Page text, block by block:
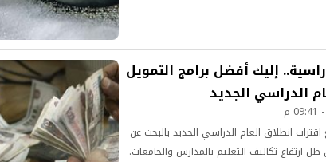
إليك أفضل برامج التمويل
الدراسي الجديد
اقتراب انطلاق العام الدراسي الجديد بالبحث عن
ارتفاع تكاليف التعليم بالمدارس والجامعات.